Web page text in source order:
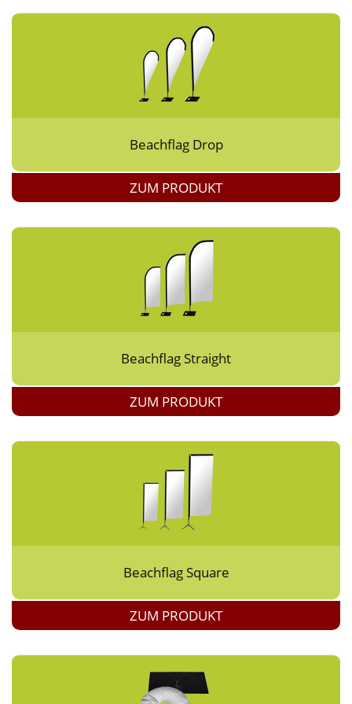
Beachflag Drop
ZUM PRODUKT
Beachflag Straight
ZUM PRODUKT
Beachflag Square
ZUM PRODUKT